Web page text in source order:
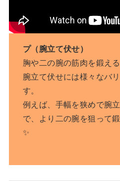
プ（腕立て伏せ）
胸や二の腕の筋肉を鍛え
腕立て伏せには様々なバ
す。
例えば、手幅を狭めで腕
で、より二の腕を狙って
✨